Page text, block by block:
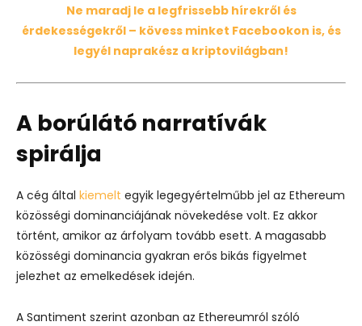
Ne maradj le a legfrissebb hírekről és
érdekességekről – kövess minket Facebookon is, és
legyél naprakész a kriptovilágban!
A borúlátó narratívák
spirálja
A cég által kiemelt egyik legegyértelműbb jel az Ethereum
közösségi dominanciájának növekedése volt. Ez akkor
történt, amikor az árfolyam tovább esett. A magasabb
közösségi dominancia gyakran erős bikás figyelmet
jelezhet az emelkedések idején.
A Santiment szerint azonban az Ethereumról szóló